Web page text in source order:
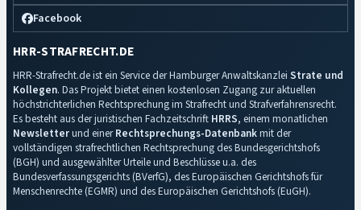
Facebook
HRR-STRAFRECHT.DE
HRR-Strafrecht.de ist ein Service der Hamburger Anwaltskanzlei Strate und
Kollegen. Das Projekt bietet einen kostenlosen Zugang zur aktuellen
höchstrichterlichen Rechtsprechung im Strafrecht und Strafverfahrensrecht.
Es besteht aus der juristischen Fachzeitschrift HRRS, einem monatlichen
Newsletterund einerRechtsprechungs-Datenbankmit der
vollständigen strafrechtlichen Rechtsprechung des Bundesgerichtshofs
(BGH) und ausgewählter Urteile und Beschlüsse u.a. des
Bundesverfassungsgerichts (BVerfG), des Europäischen Gerichtshofs für
Menschenrechte (EGMR) und des Europäischen Gerichtshofs (EuGH).